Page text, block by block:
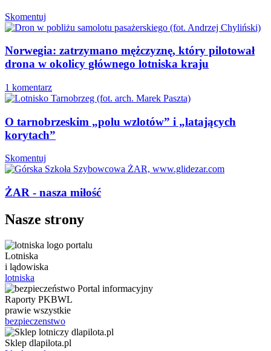
Skomentuj
Norwegia: zatrzymano mężczyznę, który pilotował
drona w okolicy głównego lotniska kraju
1 komentarz
O tarnobrzeskim „polu wzlotów” i „latających
korytach”
Skomentuj
ŻAR - nasza miłość
Nasze strony
Lotniska
i lądowiska
lotniska
Raporty PKBWL
prawie wszystkie
bezpieczenstwo
Sklep dlapilota.pl